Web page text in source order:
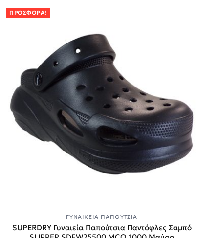
ΠΡΟΣΦΟΡΆ!
ΓΥΝΑΙΚΕΊΑ ΠΑΠΟΎΤΣΙΑ
SUPERDRY Γυναιεία Παπούτσια Παντόφλες Σαμπό